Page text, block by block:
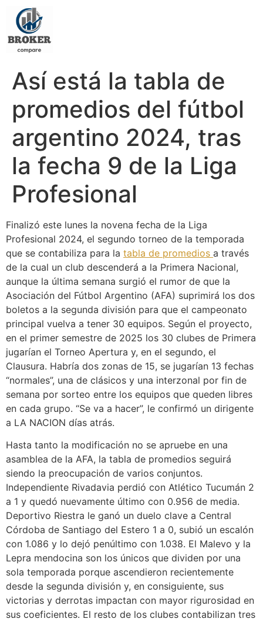
Así está la tabla de
promedios del fútbol
argentino 2024, tras
la fecha 9 de la Liga
Profesional
Finalizó este lunes la novena fecha de la Liga
Profesional 2024, el segundo torneo de la temporada
que se contabiliza para la tabla de promedios a través
de la cual un club descenderá a la Primera Nacional,
aunque la última semana surgió el rumor de que la
Asociación del Fútbol Argentino (AFA) suprimirá los dos
boletos a la segunda división para que el campeonato
principal vuelva a tener 30 equipos. Según el proyecto,
en el primer semestre de 2025 los 30 clubes de Primera
jugarían el Torneo Apertura y, en el segundo, el
Clausura. Habría dos zonas de 15, se jugarían 13 fechas
“normales”, una de clásicos y una interzonal por fin de
semana por sorteo entre los equipos que queden libres
en cada grupo. “Se va a hacer”, le confirmó un dirigente
a LA NACION días atrás.
Hasta tanto la modificación no se apruebe en una
asamblea de la AFA, la tabla de promedios seguirá
siendo la preocupación de varios conjuntos.
Independiente Rivadavia perdió con Atlético Tucumán 2
a 1 y quedó nuevamente último con 0.956 de media.
Deportivo Riestra le ganó un duelo clave a Central
Córdoba de Santiago del Estero 1 a 0, subió un escalón
con 1.086 y lo dejó penúltimo con 1.038. El Malevo y la
Lepra mendocina son los únicos que dividen por una
sola temporada porque ascendieron recientemente
desde la segunda división y, en consiguiente, sus
victorias y derrotas impactan con mayor rigurosidad en
sus coeficientes. El resto de los clubes contabilizan tres